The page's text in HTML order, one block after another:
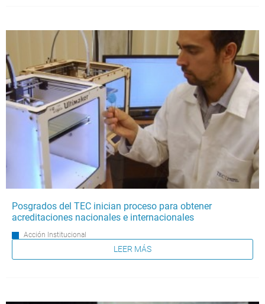
Posgrados del TEC inician proceso para obtener
acreditaciones nacionales e internacionales
Acción Institucional
LEER MÁS